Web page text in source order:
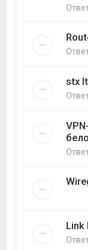
stx
Link